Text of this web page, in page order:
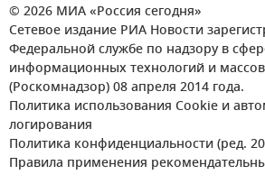
© 2026 МИА «Россия сегодня»
Сетевое издание РИА Новости
Федеральной службе по надзору в
информационных технологий и
(Роскомнадзор) 08 апреля 2014 года.
Политика использования Cookie и
логирования
Политика конфиденциальности (ред.
Правила применения